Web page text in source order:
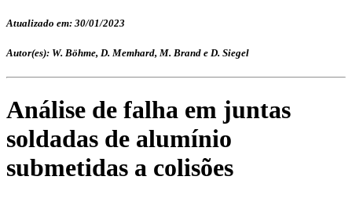
Atualizado em: 30/01/2023
Autor(es): W. Böhme, D. Memhard, M. Brand e D. Siegel
Análise de falha em juntas
soldadas de alumínio
submetidas a colisões